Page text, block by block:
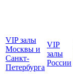
VIP залы
Москвы и
Санкт-
Петербурга
VIP
залы
Росcии